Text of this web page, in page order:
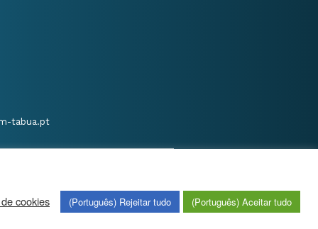
tabua.pt
cookies (Português) Rejeitar tudo (Português) Aceitar tudo